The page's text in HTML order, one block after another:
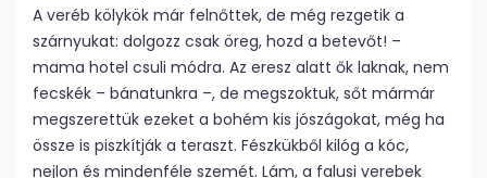
A veréb kölykök már felnőttek, de még rezgetik a
szárnyukat: dolgozz csak öreg, hozd a betevőt! –
mama hotel csuli módra. Az eresz alatt ők laknak, nem
fecskék – bánatunkra –, de megszoktuk, sőt mármár
megszerettük ezeket a bohém kis jószágokat, még ha
össze is piszkítják a teraszt. Fészkükből kilóg a kóc,
nejlon és mindenféle szemét. Lám, a falusi verebek